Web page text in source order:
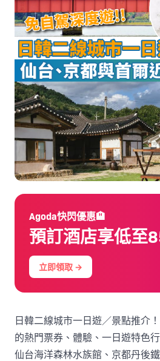
Agoda快閃優惠🏨
預訂酒店享低至
立即領取 →
日韓二線城市一日遊／景點推介
的熱門票券、體驗、一日遊特色
仙台海洋森林水族館、京都丹後